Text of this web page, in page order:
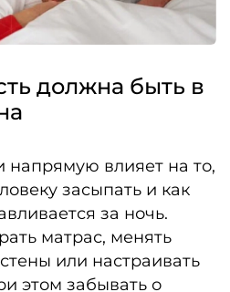
должна быть в
напрямую влияет на то,
засыпать и как
за ночь.
матрас, менять
или настраивать
этом забывать о